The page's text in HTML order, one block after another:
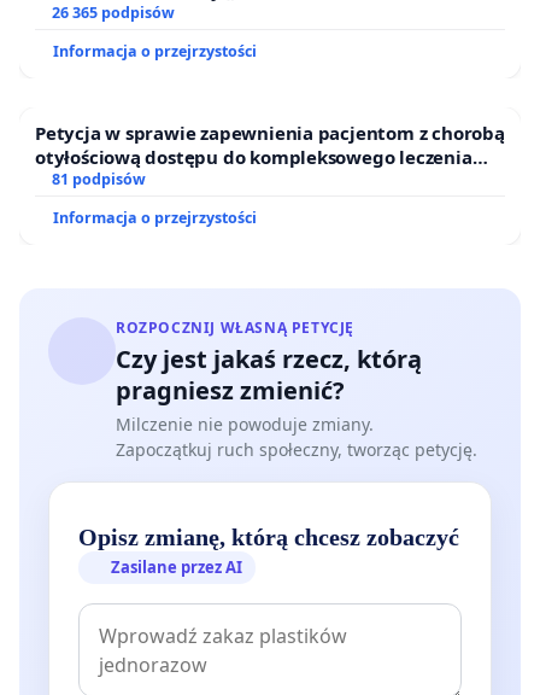
26 365 podpisów
Informacja o przejrzystości
Petycja w sprawie zapewnienia pacjentom z chorobą
otyłościową dostępu do kompleksowego leczenia
oraz programów profilaktycznych.
81 podpisów
Informacja o przejrzystości
ROZPOCZNIJ WŁASNĄ PETYCJĘ
Czy jest jakaś rzecz, którą
pragniesz zmienić?
Milczenie nie powoduje zmiany.
Zapoczątkuj ruch społeczny, tworząc petycję.
Opisz zmianę, którą chcesz zobaczyć
Zasilane przez AI